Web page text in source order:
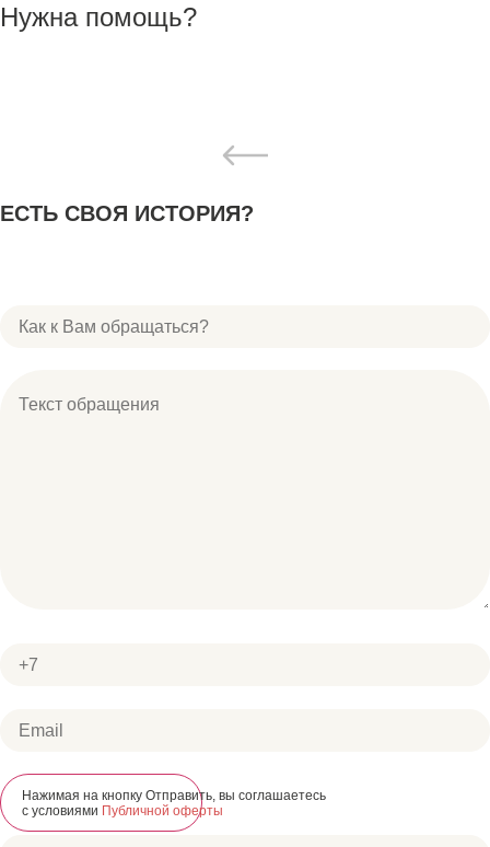
Нужна помощь?
ЕСТЬ СВОЯ ИСТОРИЯ?
Отправить
Нажимая на кнопку Отправить, вы соглашаетесь
с условиями Публичной оферты